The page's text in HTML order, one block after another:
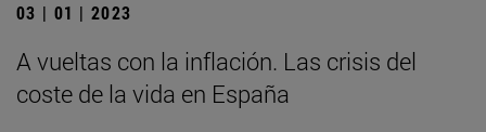
03 | 01 | 2023
A vueltas con la inflación. Las crisis del
coste de la vida en España